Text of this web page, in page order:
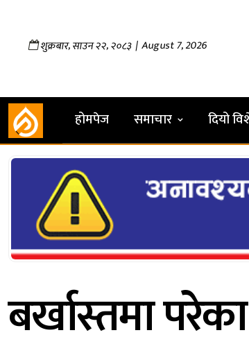
शुक्रबार,साउन२२,२०८३| August 7, 2026
होमपेज समाचार दियो
बर्खास्तमा